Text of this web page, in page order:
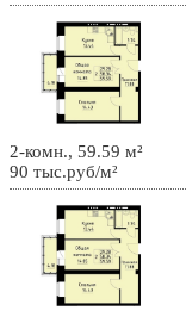
2-комн., 59.59 м²
90 тыс.руб/м²